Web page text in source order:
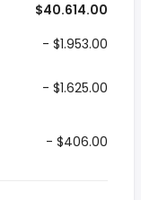
$40.614.00
- $1.953.00
- $1.625.00
- $406.00